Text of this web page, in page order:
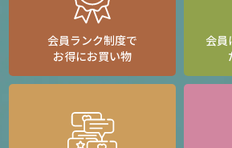
会員ランク制度で
お得にお買い物
会員